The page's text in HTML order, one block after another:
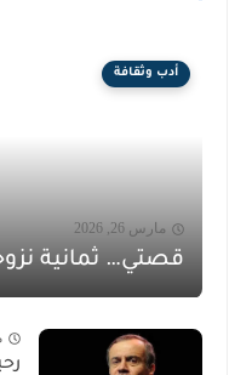
أدب وثقافة
مارس 26, 2026
قصتي… ثمانية